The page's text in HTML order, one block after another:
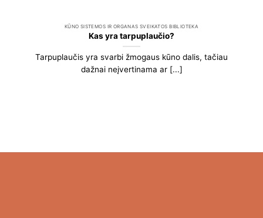
KŪNO SISTEMOS IR ORGANAS SVEIKATOS BIBLIOTEKA
Kas yra tarpuplaučio?
Tarpuplaučis yra svarbi žmogaus kūno dalis, tačiau
dažnai neįvertinama ar [...]